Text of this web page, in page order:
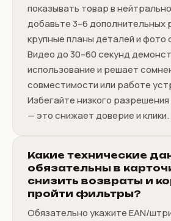
показывать товар в
добавьте 3–6 дополнительных
крупные планы деталей и фото
Видео до 30–60 секунд
использование и решает
совместимости или работе
Избегайте низкого
— это снижает доверие и клики.
Какие технические
обязательны в
снизить возвраты и
пройти фильтры?
Обязательно укажите EAN/